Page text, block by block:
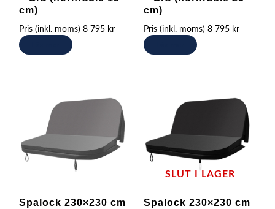
cm)
Pris (inkl. moms) 8 795 kr
cm)
Pris (inkl. moms) 8 795 kr
Spalock 230×230 cm
SLUT I LAGER
Spalock 230×230 cm